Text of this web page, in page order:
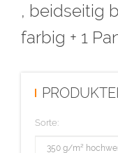
Diese Auflage wird
, beidseitig
farbig + 1
Sorte: